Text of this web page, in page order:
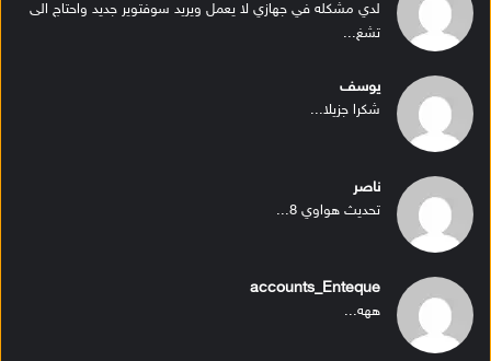
لدي مشكله في جهازي لا يعمل ويريد سوفتوير جديد واحتاج الى
تشغ...
يوسف
شكرا جزيلا...
ناصر
تحديث هواوي 8...
accounts_Enteque
ههه...